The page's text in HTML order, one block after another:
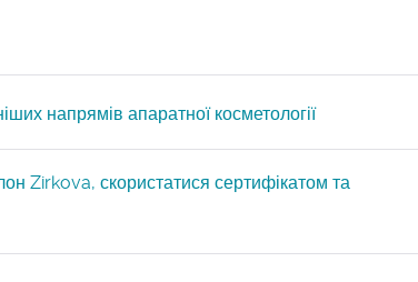
напрямів апаратної косметології
Zirkova, скористатися сертифікатом та